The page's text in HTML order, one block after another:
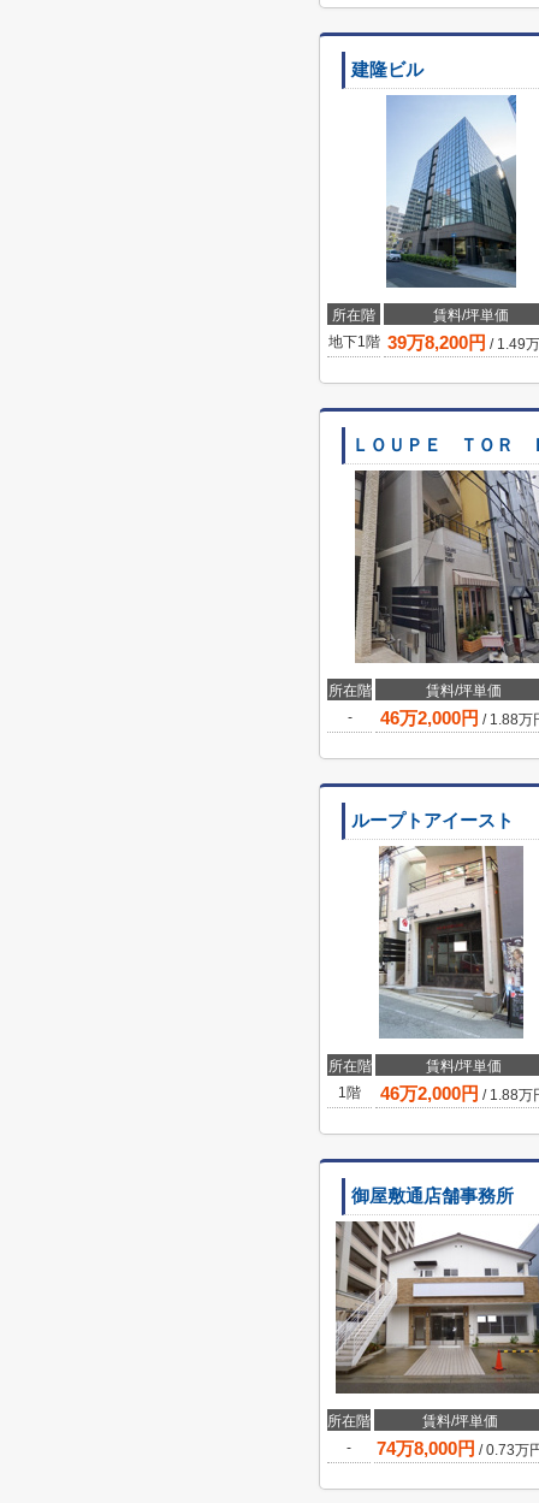
建隆ビル
所在階
賃料/坪単価
地下1階 39万8,200円 / 1.49
ＬＯＵＰＥ ＴＯＲ
所在階
賃料/坪単価
-
46万2,000円 / 1.88万
ループトアイースト
所在階
賃料/坪単価
1階
46万2,000円 / 1.88万
御屋敷通店舗事務所
所在階
賃料/坪単価
-
74万8,000円 /0.73万